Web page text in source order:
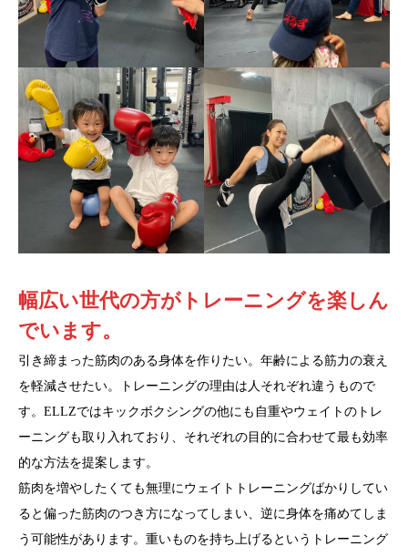
幅広い世代の方がトレーニングを楽しん
でいます。
引き締まった筋肉のある身体を作りたい。年齢による筋力の衰え
を軽減させたい。トレーニングの理由は人それぞれ違うもので
す。ELLZではキックボクシングの他にも自重やウェイトのトレ
ーニングも取り入れており、それぞれの目的に合わせて最も効率
的な方法を提案します。
筋肉を増やしたくても無理にウェイトトレーニングばかりしてい
ると偏った筋肉のつき方になってしまい、逆に身体を痛めてしま
う可能性があります。重いものを持ち上げるというトレーニング